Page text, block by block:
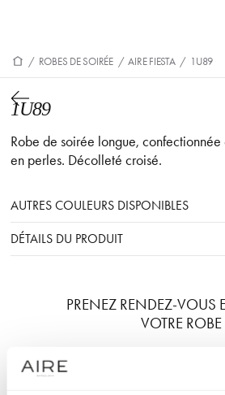
/ ROBES DE SOIRÉE / AIRE FIESTA / 1U89
1U89
Robe de soirée longue,
en perles. Décolleté croisé.
AUTRES COULEURS DISPONIBLES
DÉTAILS DU PRODUIT
PRENEZ RENDEZ-VOUS
VOTRE ROBE